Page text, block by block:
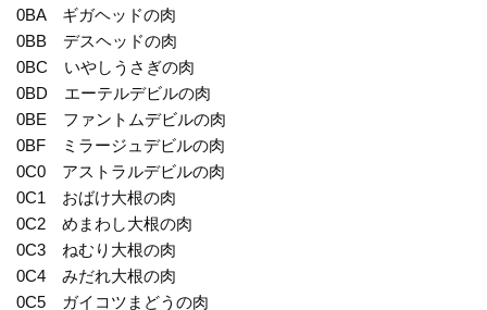
0BA ギガヘッドの肉
0BB デスヘッドの肉
0BC いやしうさぎの肉
0BD エーテルデビルの肉
0BE ファントムデビルの肉
0BF ミラージュデビルの肉
0C0 アストラルデビルの肉
0C1 おばけ大根の肉
0C2 めまわし大根の肉
0C3 ねむり大根の肉
0C4 みだれ大根の肉
0C5 ガイコツまどうの肉